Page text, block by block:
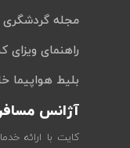
مجله گردشگری
راهنمای ویزای
بلیط هواپیما
آژانس
کایت با ارائه